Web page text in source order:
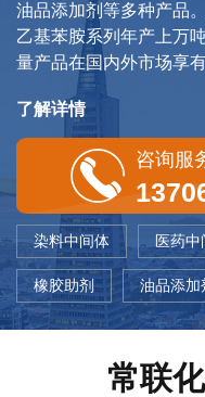
油品添加剂等多种产品
乙基苯胺系列年产上万
量产品在国内外市场享
了解详情
咨询服
染料中间体 医药中
橡胶助剂 油品添加
常联